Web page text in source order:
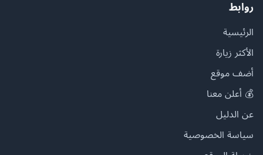
روابط
الرئيسية
الأكثر زيارة
أضف موقع
💰 أعلن معنا
عن الدليل
سياسة الخصوصية